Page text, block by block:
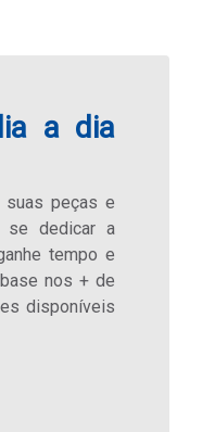
a dia
suas peças e
se dedicar a
tempo e
nos + de
disponíveis